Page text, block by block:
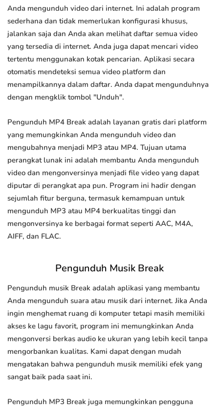
Anda mengunduh video dari internet. Ini adalah program
sederhana dan tidak memerlukan konfigurasi khusus,
jalankan saja dan Anda akan melihat daftar semua video
yang tersedia di internet. Anda juga dapat mencari video
tertentu menggunakan kotak pencarian. Aplikasi secara
otomatis mendeteksi semua video platform dan
menampilkannya dalam daftar. Anda dapat mengunduhnya
dengan mengklik tombol "Unduh".
Pengunduh MP4 Break adalah layanan gratis dari platform
yang memungkinkan Anda mengunduh video dan
mengubahnya menjadi MP3 atau MP4. Tujuan utama
perangkat lunak ini adalah membantu Anda mengunduh
video dan mengonversinya menjadi file video yang dapat
diputar di perangkat apa pun. Program ini hadir dengan
sejumlah fitur berguna, termasuk kemampuan untuk
mengunduh MP3 atau MP4 berkualitas tinggi dan
mengonversinya ke berbagai format seperti AAC, M4A,
AIFF, dan FLAC.
Pengunduh Musik Break
Pengunduh musik Break adalah aplikasi yang membantu
Anda mengunduh suara atau musik dari internet. Jika Anda
ingin menghemat ruang di komputer tetapi masih memiliki
akses ke lagu favorit, program ini memungkinkan Anda
mengonversi berkas audio ke ukuran yang lebih kecil tanpa
mengorbankan kualitas. Kami dapat dengan mudah
mengatakan bahwa pengunduh musik memiliki efek yang
sangat baik pada saat ini.
Pengunduh MP3 Break juga memungkinkan pengguna